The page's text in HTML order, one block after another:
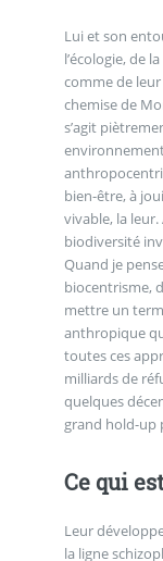
Lui et son
l’écologie, de
comme de
chemise de Monsieur
s’agit
bien-être, à
vivable, la leur.
biodiversité
Quand je
biocentrisme,
mettre un
anthropique
toutes ces
milliards de
quelques
grand hold-up
Ce qui
Leur
la ligne